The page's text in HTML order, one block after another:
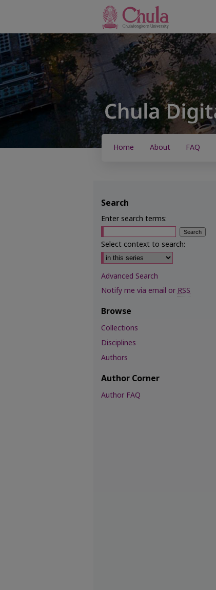
Home About FAQ
Search
Enter search terms:
Select context to search:
Advanced Search
Notify me via email orRSS
Browse
Collections
Disciplines
Authors
Author Corner
Author FAQ